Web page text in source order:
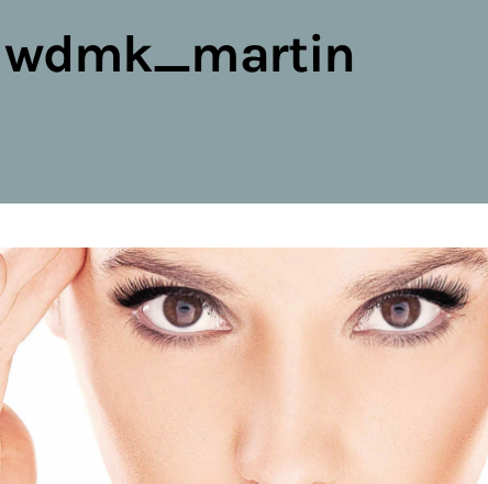
wdmk_martin